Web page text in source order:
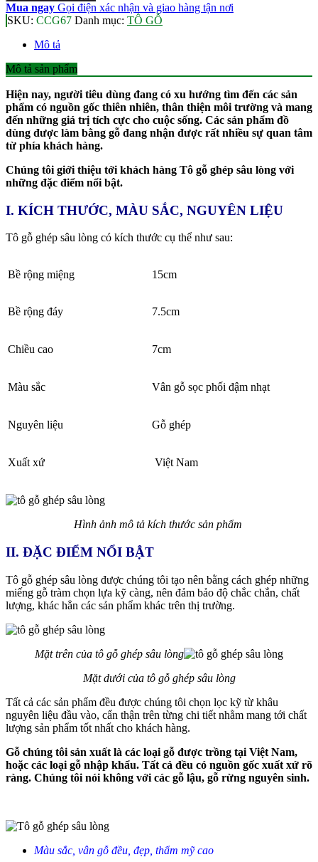
Mua ngay Gọi điện xác nhận và giao hàng tận nơi
SKU: CCG67 Danh mục: TÔ GỖ
Mô tả
Mô tả sản phẩm
Hiện nay, người tiêu dùng đang có xu hướng tìm đến các sản
phẩm có nguồn gốc thiên nhiên, thân thiện môi trường và mang
đến những giá trị tích cực cho cuộc sống. Các sản phẩm đồ
dùng được làm bằng gỗ đang nhận được rất nhiều sự quan tâm
từ phía khách hàng.
Chúng tôi giới thiệu tới khách hàng Tô gỗ ghép sâu lòng với
những đặc điểm nổi bật.
I. KÍCH THƯỚC, MÀU SẮC, NGUYÊN LIỆU
Tô gỗ ghép sâu lòng có kích thước cụ thể như sau:
Bề rộng miệng 15cm
Bề rộng đáy 7.5cm
Chiều cao 7cm
Màu sắc Vân gỗ sọc phối đậm nhạt
Nguyên liệu Gỗ ghép
Xuất xứ Việt Nam
Hình ảnh mô tả kích thước sản phẩm
II. ĐẶC ĐIỂM NỔI BẬT
Tô gỗ ghép sâu lòng được chúng tôi tạo nên bằng cách ghép những
miếng gỗ tràm chọn lựa kỹ càng, nên đảm bảo độ chắc chắn, chất
lượng, khác hẳn các sản phẩm khác trên thị trường.
Mặt trên của tô gỗ ghép sâu lòng
Mặt dưới của tô gỗ ghép sâu lòng
Tất cả các sản phẩm đều được chúng tôi chọn lọc kỹ từ khâu
nguyên liệu đầu vào, cẩn thận trên từng chi tiết nhằm mang tới chất
lượng sản phẩm tốt nhất cho khách hàng.
Gỗ chúng tôi sản xuất là các loại gỗ được trồng tại Việt Nam,
hoặc các loại gỗ nhập khẩu. Tất cả đều có nguồn gốc xuất xứ rõ
ràng. Chúng tôi nói không với các gỗ lậu, gỗ rừng nguyên sinh.
Màu sắc, vân gỗ đều, đẹp, thẩm mỹ cao